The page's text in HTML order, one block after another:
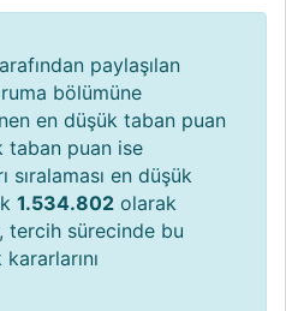
paylaşılan
bölümüne
en düşük taban puan
taban puan ise
sıralaması en düşük
1.534.802 olarak
tercih sürecinde bu